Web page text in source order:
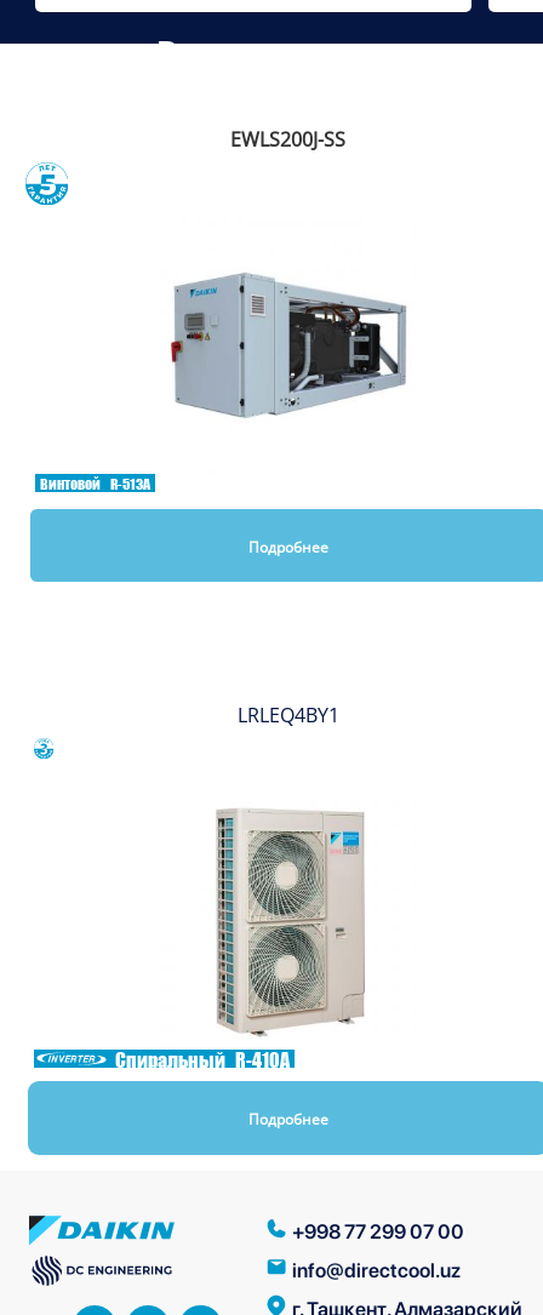
Рекомендуем
EWLS200J-SS
Винтовой R-513A
Подробнее
LRLEQ4BY1
Спиральный R-410A
Подробнее
+998 77 299 07 00
info@directcool.uz
г. Ташкент, Алмазарский